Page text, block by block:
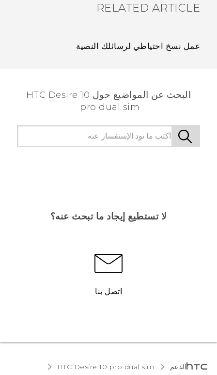
RELATED ARTICLE
عمل نسخ احتياطي لرسائلك النصية
البحث عن المواضيع حول HTC Desire 10
pro dual sim
لا تستطيع إيجاد ما تبحث عنه؟
اتصل بنا
الدعم HTC Desire 10 pro dual sim‎